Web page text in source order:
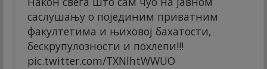
саслушању о појединим приватним
факултетима и њиховој бахатости,
бескрупулозности и похлепи!!!
pic.twitter.com/TXNlhtWWUO